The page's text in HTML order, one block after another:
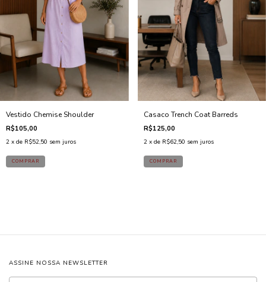
Vestido Chemise Shoulder
R$105,00
2 x de R$52,50 sem juros
Casaco Trench Coat Barreds
R$125,00
2 x de R$62,50 sem juros
ASSINE NOSSA NEWSLETTER